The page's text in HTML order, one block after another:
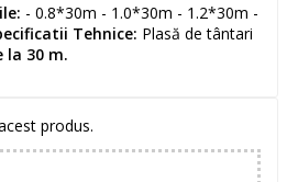
- 0.8*30m - 1.0*30m - 1.2*30m -
Tehnice: Plasă de tântari
la 30 m.
produs.